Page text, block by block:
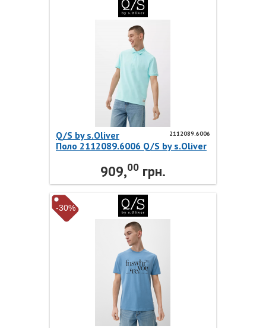
2112089.6006
Q/S by s.Oliver
Поло 2112089.6006 Q/S by s.Oliver
909,00 грн.
-30%